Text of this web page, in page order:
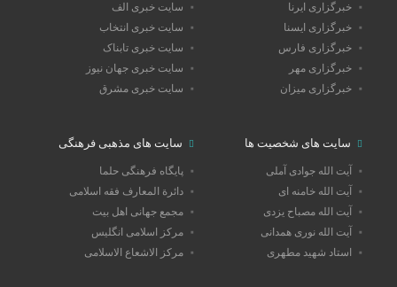
خبرگزاری ایرنا
خبرگزاری ایسنا
خبرگزاری فارس
خبرگزاری مهر
خبرگزاری میزان
سایت خبری الف
سایت خبری انتخاب
سایت خبری تابناک
سایت خبری جهان نیوز
سایت خبری مشرق
سایت های شخصیت ها
آیت الله جوادی آملی
آیت الله خامنه ای
آیت الله مصباح یزدی
آیت الله نوری همدانی
استاد شهید مطهری
سایت های مذهبی فرهنگی
پایگاه فرهنگی حلما
دائرة المعارف فقه اسلامی
مجمع جهانی اهل بیت
مرکز اسلامی انگلیس
مرکز الاشعاع الاسلامی